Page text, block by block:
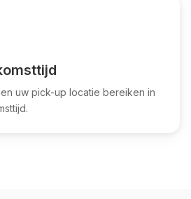
uw pick-up locatie bereiken in